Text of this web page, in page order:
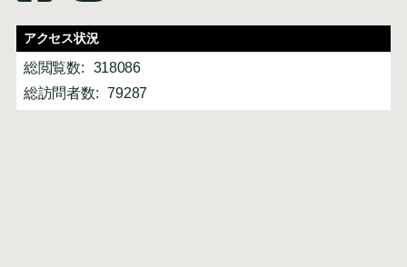
アクセス状況
総閲覧数:
318086
総訪問者数:
79287